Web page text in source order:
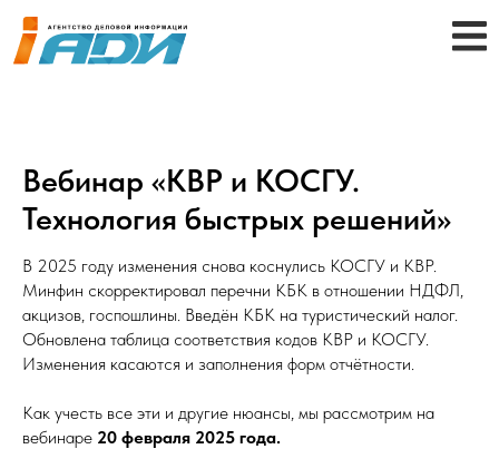
Вебинар «КВР и КОСГУ.
Технология быстрых решений»
В 2025 году изменения снова коснулись КОСГУ и КВР.
Минфин скорректировал перечни КБК в отношении НДФЛ,
акцизов, госпошлины. Введён КБК на туристический налог.
Обновлена таблица соответствия кодов КВР и КОСГУ.
Изменения касаются и заполнения форм отчётности.
Как учесть все эти и другие нюансы, мы рассмотрим на
вебинаре 20 февраля 2025 года.